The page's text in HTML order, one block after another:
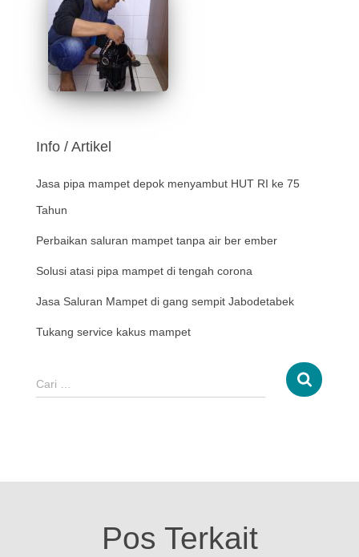
Info / Artikel
Jasa pipa mampet depok menyambut HUT RI ke 75
Tahun
Perbaikan saluran mampet tanpa air ber ember
Solusi atasi pipa mampet di tengah corona
Jasa Saluran Mampet di gang sempit Jabodetabek
Tukang service kakus mampet
Cari …
Pos Terkait